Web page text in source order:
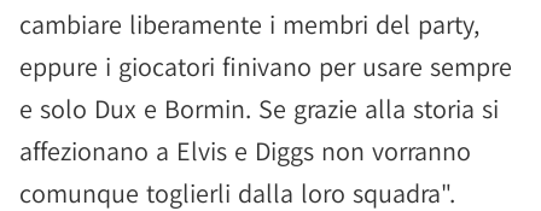
cambiare liberamente i membri del party,
eppure i giocatori finivano per usare sempre
e solo Dux e Bormin. Se grazie alla storia si
affezionano a Elvis e Diggs non vorranno
comunque toglierli dalla loro squadra".